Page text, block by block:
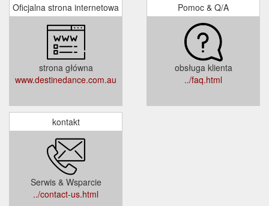
Oficjalna strona internetowa
strona główna
www.destinedance.com.au
Pomoc & Q/A
obsługa klienta
../faq.html
kontakt
Serwis & Wsparcie
../contact-us.html